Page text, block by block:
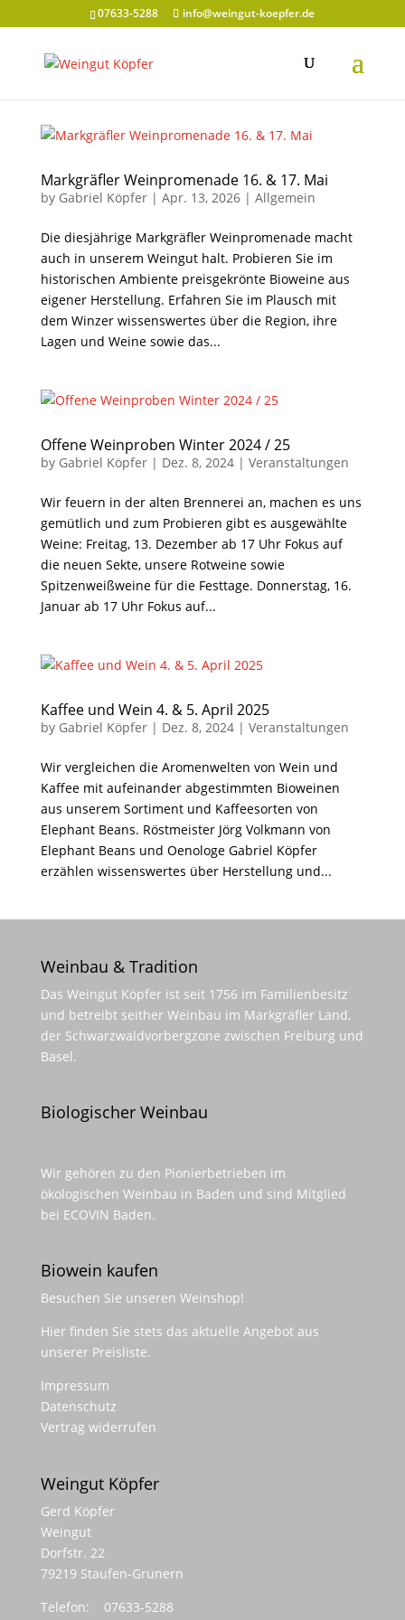
07633-5288 info@weingut-koepfer.de
Markgräfler Weinpromenade 16. & 17. Mai
by Gabriel Köpfer| Apr. 13, 2026| Allgemein
Die diesjährige Markgräfler Weinpromenade macht
auch in unserem Weingut halt. Probieren Sie im
historischen Ambiente preisgekrönte Bioweine aus
eigener Herstellung. Erfahren Sie im Plausch mit
dem Winzer wissenswertes über die Region, ihre
Lagen und Weine sowie das...
Offene Weinproben Winter 2024 / 25
by Gabriel Köpfer| Dez. 8, 2024| Veranstaltungen
Wir feuern in der alten Brennerei an, machen es uns
gemütlich und zum Probieren gibt es ausgewählte
Weine: Freitag, 13. Dezember ab 17 Uhr Fokus auf
die neuen Sekte, unsere Rotweine sowie
Spitzenweißweine für die Festtage. Donnerstag, 16.
Januar ab 17 Uhr Fokus auf...
Kaffee und Wein 4. & 5. April 2025
by Gabriel Köpfer| Dez. 8, 2024| Veranstaltungen
Wir vergleichen die Aromenwelten von Wein und
Kaffee mit aufeinander abgestimmten Bioweinen
aus unserem Sortiment und Kaffeesorten von
Elephant Beans. Röstmeister Jörg Volkmann von
Elephant Beans und Oenologe Gabriel Köpfer
erzählen wissenswertes über Herstellung und...
Weinbau & Tradition
Das Weingut Köpfer ist seit 1756 im Familienbesitz
und betreibt seither Weinbau im Markgräfler Land,
der Schwarzwaldvorbergzone zwischen Freiburg und
Basel.
Biologischer Weinbau
Wir gehören zu den Pionierbetrieben im
ökologischen Weinbau in Baden und sind Mitglied
bei ECOVIN Baden.
Biowein kaufen
Besuchen Sie unseren Weinshop!
Hier finden Sie stets das aktuelle Angebot aus
unserer Preisliste.
Impressum
Datenschutz
Vertrag widerrufen
Weingut Köpfer
Gerd Köpfer
Weingut
Dorfstr. 22
79219 Staufen-Grunern
Telefon: 07633-5288